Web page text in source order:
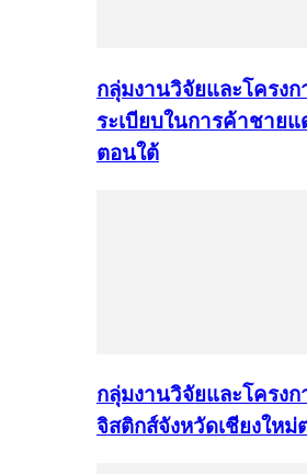
กลุ่มงานวิจัยและโครง
ระเบียบในการค้าชาย
ตอนใต้
กลุ่มงานวิจัยและโครง
จิสติกส์จังหวัดเชียงให